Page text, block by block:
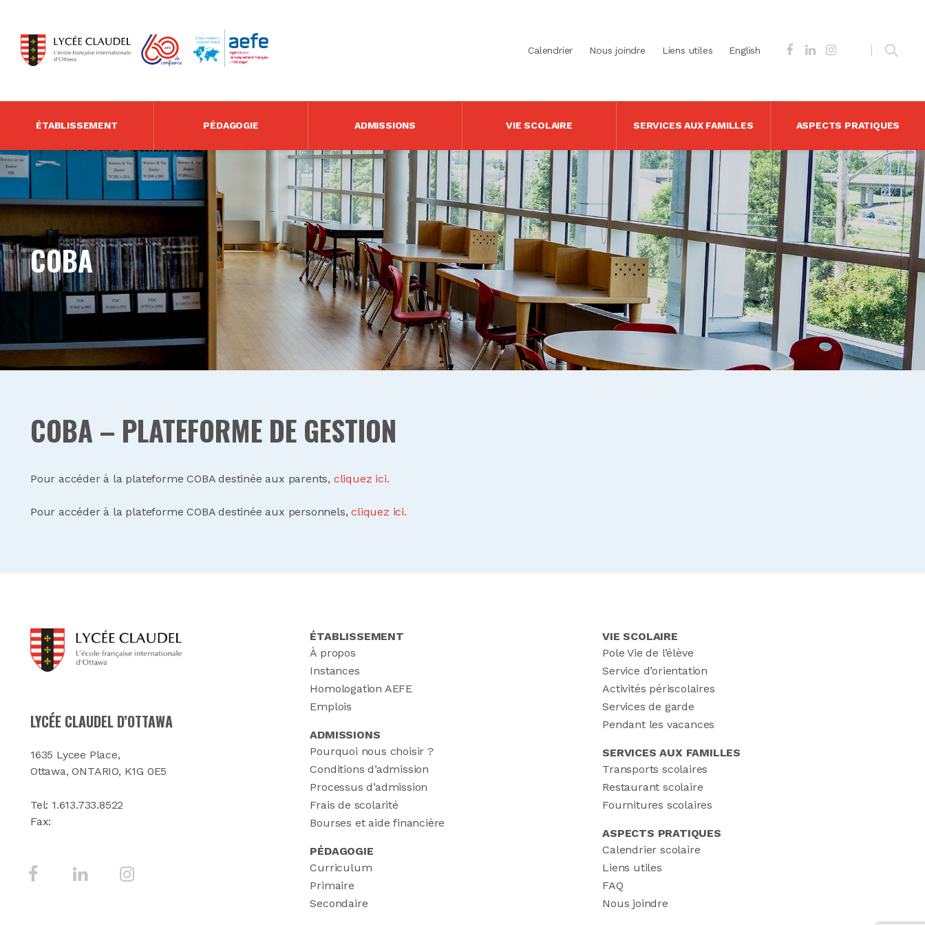
ÉTABLISSEMENT PÉDAGOGIE ADMISSIONS VIE SCOLAIRE SERVICES AUX FAMILLES ASPECTS PRATIQUES
Calendrier Nous joindre Liens utiles English
COBA
COBA – PLATEFORME DE GESTION
Pour accéder à la plateforme COBA destinée aux parents, cliquez ici.
Pour accéder à la plateforme COBA destinée aux personnels,cliquez ici.
LYCÉE CLAUDEL D’OTTAWA
1635 Lycee Place,
Ottawa, ONTARIO, K1G 0E5
Tel: 1.613.733.8522
Fax:
ÉTABLISSEMENT
À propos
Instances
Homologation AEFE
Emplois
ADMISSIONS
Pourquoi nous choisir ?
Conditions d’admission
Processus d’admission
Frais de scolarité
Bourses et aide financière
PÉDAGOGIE
Curriculum
Primaire
Secondaire
VIE SCOLAIRE
Pole Vie de l’élève
Service d’orientation
Activités périscolaires
Services de garde
Pendant les vacances
SERVICES AUX FAMILLES
Transports scolaires
Restaurant scolaire
Fournitures scolaires
ASPECTS PRATIQUES
Calendrier scolaire
Liens utiles
FAQ
Nous joindre